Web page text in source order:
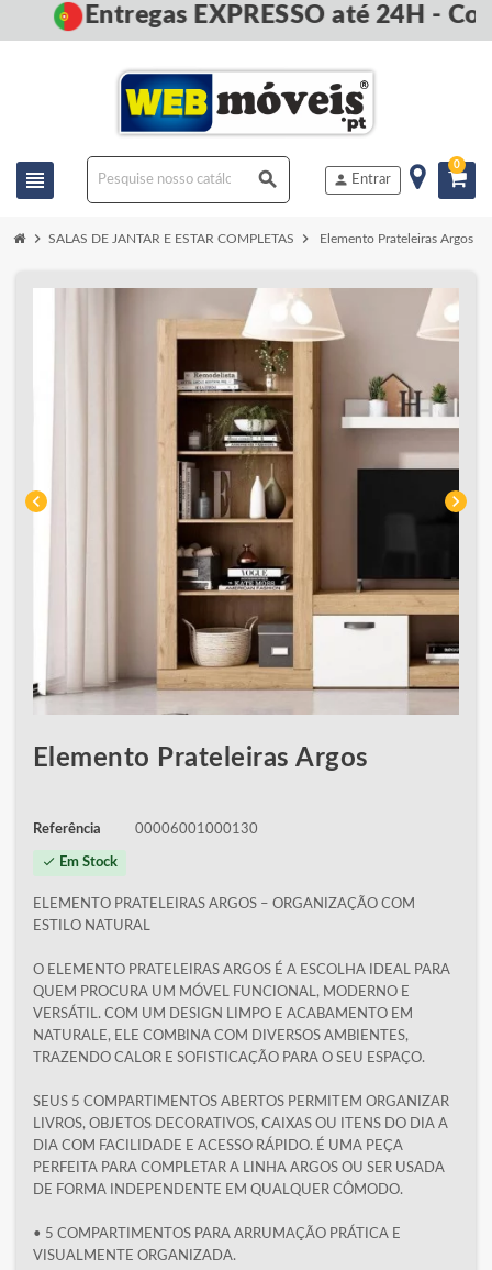
Entregas EXPRESSO até 24H -
view_headline search person Entrar
0
chevron_right SALAS DE JANTAR E ESTAR COMPLETAS chevron_right Elemento Prateleiras Argos
chevron_left chevron_right
Elemento Prateleiras Argos
Referência 00006001000130
check Em Stock
ELEMENTO PRATELEIRAS ARGOS – ORGANIZAÇÃO COM
ESTILO NATURAL
O ELEMENTO PRATELEIRAS ARGOS É A ESCOLHA IDEAL PARA
QUEM PROCURA UM MÓVEL FUNCIONAL, MODERNO E
VERSÁTIL. COM UM DESIGN LIMPO E ACABAMENTO EM
NATURALE, ELE COMBINA COM DIVERSOS AMBIENTES,
TRAZENDO CALOR E SOFISTICAÇÃO PARA O SEU ESPAÇO.
SEUS 5 COMPARTIMENTOS ABERTOS PERMITEM ORGANIZAR
LIVROS, OBJETOS DECORATIVOS, CAIXAS OU ITENS DO DIA A
DIA COM FACILIDADE E ACESSO RÁPIDO. É UMA PEÇA
PERFEITA PARA COMPLETAR A LINHA ARGOS OU SER USADA
DE FORMA INDEPENDENTE EM QUALQUER CÔMODO.
• 5 COMPARTIMENTOS PARA ARRUMAÇÃO PRÁTICA E
VISUALMENTE ORGANIZADA.